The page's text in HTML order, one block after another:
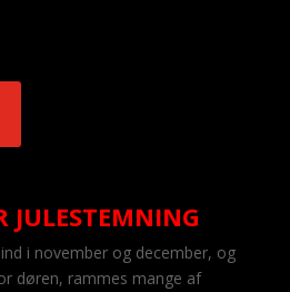
JULESTEMNING
i november og december, og
døren, rammes mange af